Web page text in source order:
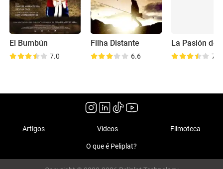
El Bumbún
7.0
Filha Distante
6.6 7.2
Artigos Vídeos Filmoteca
O que é Peliplat?